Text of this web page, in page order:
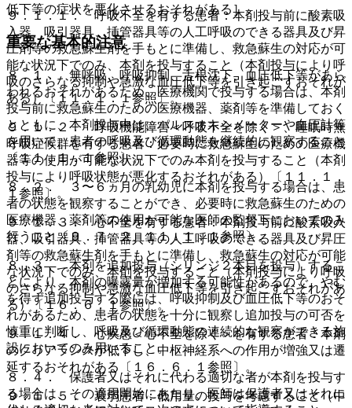
９．１．１． 呼吸不全を有する患者：本剤投与前に酸素吸
入器、吸引器具、挿管器具等の人工呼吸のできる器具及び昇
圧剤等の救急蘇生剤を手もとに準備し、救急蘇生の対応が可
能な状況下でのみ、本剤を投与すること（本剤投与により呼
吸のさらなる抑制や急激な血圧低下等を引き起こすおそれが
ある）〔１１．１．１参照〕。
９．１．２． 呼吸機能障害＜呼吸不全を除く＞、睡眠時無
呼吸症候群を有する患者：必要時に救急蘇生のための医療機
器等の使用が可能な状況下でのみ本剤を投与すること（本剤
投与により呼吸状態が悪化するおそれがある）〔１１．１．
１参照〕。
９．１．３． 心不全を有する患者：本剤投与前に酸素吸入
器、吸引器具、挿管器具等の人工呼吸のできる器具及び昇圧
剤等の救急蘇生剤を手もとに準備し、救急蘇生の対応が可能
な状況下でのみ、本剤を投与すること（本剤投与により呼吸
のさらなる抑制や急激な血圧低下等を引き起こすおそれがあ
る）〔１６．６．１参照〕。
９．１．４． 心疾患＜心不全を除く＞を有する患者：本剤
のクリアランスが低下し、中枢神経系への作用が増強又は遷
延するおそれがある〔１６．６．１参照〕。
９．１．５． 衰弱患者：低用量の投与を考慮すること（中
低下等の症状を悪化させるおそれがある］。
重要な基本的注意
８．１． 無呼吸、呼吸抑制、舌根沈下、血圧低下等があら
われるおそれがあるため、医療機関で投与する場合は、本剤
投与前に救急蘇生のための医療機器、薬剤等を準備しておく
とともに、本剤投与中は、パルスオキシメーターや血圧計等
を用いて、患者の呼吸及び循環動態を継続的に観察すること
〔１１．１．１参照〕。
８．２． ３〜６ヵ月の乳幼児に本剤を投与する場合は、患
者の状態を観察することができ、必要時に救急蘇生のための
医療機器、薬剤等の使用が可能な医師の監督下においてのみ
行うこと〔９．７．２、１１．１．１参照〕。
８．３． 本剤を追加投与（シリンジ２本目を投与）するこ
とにより、本剤の曝露量が増加する可能性があるので、やむ
を得ず追加投与する際には、呼吸抑制及び血圧低下等のおそ
れがあるため、患者の状態を十分に観察し追加投与の可否を
慎重に判断し、呼吸及び循環動態の連続的な観察ができる施
設においてのみ用いること。
８．４． 保護者又はそれに代わる適切な者が本剤を投与す
る場合は、その適用開始にあたり、医師は保護者又はそれに